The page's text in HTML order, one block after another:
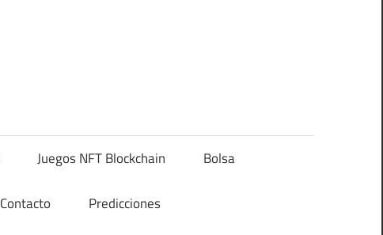
Juegos NFT Blockchain Bolsa
Contacto Predicciones